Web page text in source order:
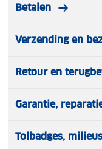
Betalen
Verzending en
Retour en
Garantie,
Tolbadges,